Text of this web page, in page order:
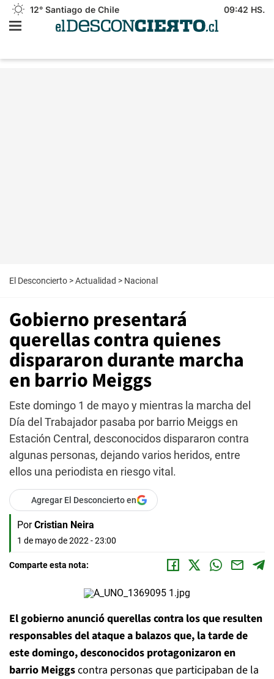
12° Santiago de Chile 09:42 HS.
El Desconcierto >Actualidad > Nacional
Gobierno presentará
querellas contra quienes
dispararon durante marcha
en barrio Meiggs
Este domingo 1 de mayo y mientras la marcha del
Día del Trabajador pasaba por barrio Meiggs en
Estación Central, desconocidos dispararon contra
algunas personas, dejando varios heridos, entre
ellos una periodista en riesgo vital.
Agregar El Desconcierto en
Por Cristian Neira
1 de mayo de 2022 - 23:00
Comparte esta nota:
El gobierno anunció querellas contra los que resulten
responsables delataque a balazos que, la tarde de
este domingo, desconocidos protagonizaron en
barrio Meiggscontra personas que participaban de la